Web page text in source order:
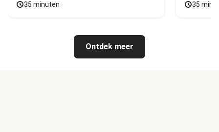
35 minuten 35
Ontdek meer